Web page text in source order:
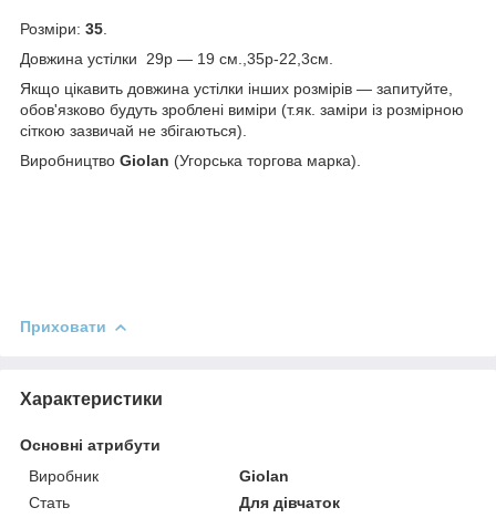
Розміри: 35
Довжина устілки 29р — 19 см., 35р-22,3см.
Якщо цікавить довжина устілки інших розмірів — запитуйте,
обов'язково будуть зроблені виміри (т.як. заміри із розмірною
сіткою зазвичай не збігаються).
Виробництво Giolan (Угорська торгова марка).
Приховати
Характеристики
Основні атрибути
Виробник
Giolan
Стать
Для дівчаток